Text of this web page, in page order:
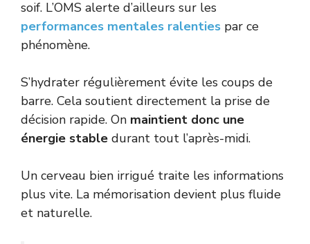
soif. L’OMS alerte d’ailleurs sur les
performances mentales ralenties par ce
phénomène.
S’hydrater régulièrement évite les coups de
barre. Cela soutient directement la prise de
décision rapide. On maintient donc une
énergie stable durant tout l’après-midi.
Un cerveau bien irrigué traite les informations
plus vite. La mémorisation devient plus fluide
et naturelle.